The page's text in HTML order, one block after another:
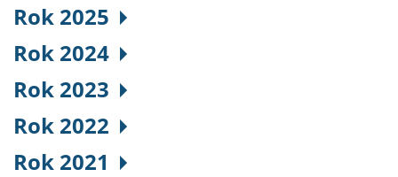
Rok 2025
Rok 2024
Rok 2023
Rok 2022
Rok 2021